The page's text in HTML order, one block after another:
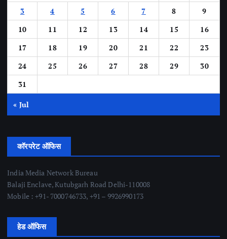
3
4 5 6 7 8
9
10
11 12 13 14 15
16
17
18 19 20 21 22
23
24
25 26 27 28 29
30
31
« Jul
कॉरपरेट ऑफिस
India Media Network Bureau
Balaji Enclave, Kutubgarh Road Delhi-110008
Mobile : +91- 7000746733, +91 – 9926990173
हेड ऑफिस